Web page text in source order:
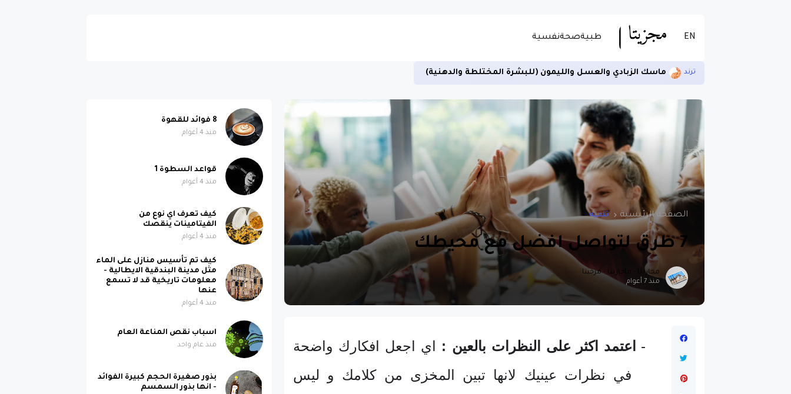
EN طبيةصحةنفسية
ترند ماسك الزبادي والعسل والليمون (للبشرة المختلطة والدهنية)
الصفحة الرئيسية تنمية
7 طرق لتواصل افضل مع محيطك
مجازيتا - ماجازيتا - مزجيتا
منذ 7 أعوام
- اعتمد اكثر على النظرات بالعين : اي اجعل افكارك واضحة
في نظرات عينيك لانها تبين المخزى من كلامك و ليس
8 فوائد للقهوة
منذ 4 أعوام
قواعد السطوة 1
منذ 4 أعوام
كيف تعرف اي نوع من
الفيتامينات ينقصك
منذ 4 أعوام
كيف تم تأسيس منازل على الماء
مثل مدينة البندقية الايطالية -
معلومات تاريخية قد لا تسمع
عنها
منذ 4 أعوام
اسباب نقص المناعة العام
منذ عام واحد
بذور صغيرة الحجم كبيرة الفوائد
- انها بذور السمسم